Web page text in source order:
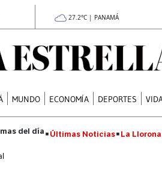
27.2°C | PANAMÁ
MUNDO ECONOMÍA DEPORTES
Últimas Noticias La Llorona